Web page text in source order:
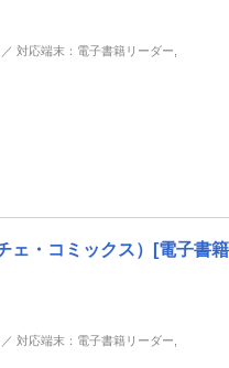
対応端末：電子書籍リーダー,
ェ・コミックス）[電子書
対応端末：電子書籍リーダー,